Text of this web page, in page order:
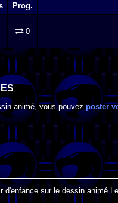
Prog.
0
animé, vous pouvez poster
d'enfance sur le dessin animé